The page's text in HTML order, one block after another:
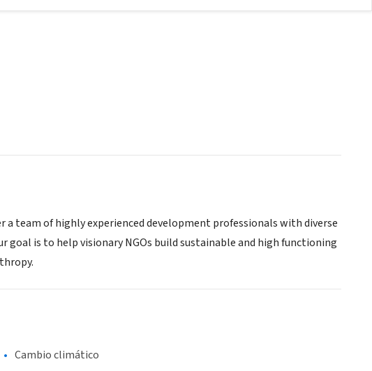
team of highly experienced development professionals with diverse
is to help visionary NGOs build sustainable and high functioning
Cambio climático